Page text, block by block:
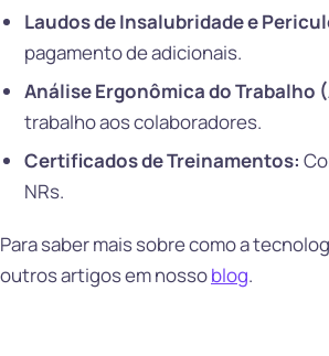
Laudos de Insalubridade e
pagamento de adicionais.
Análise Ergonômica do Trabalho
trabalho aos colaboradores.
Certificados de Treinamentos:
NRs.
Para saber mais sobre como a
outros artigos em nossoblog.